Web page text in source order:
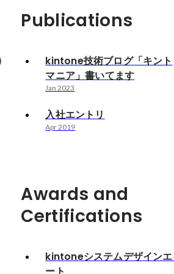
Publications
kintone技術ブログ「キント
マニア」書いてます
Jan 2023
入社エントリ
Apr 2019
Awards and
Certifications
kintoneシステムデザイン